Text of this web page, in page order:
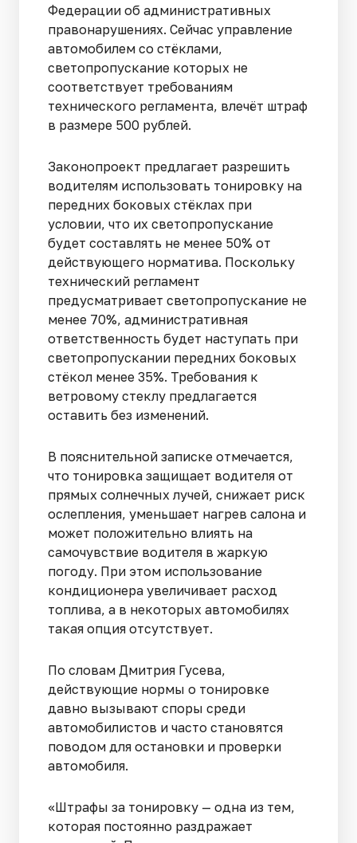
Федерации об административных
правонарушениях. Сейчас управление
автомобилем со стёклами,
светопропускание которых не
соответствует требованиям
технического регламента, влечёт штраф
в размере 500 рублей.
Законопроект предлагает разрешить
водителям использовать тонировку на
передних боковых стёклах при
условии, что их светопропускание
будет составлять не менее 50% от
действующего норматива. Поскольку
технический регламент
предусматривает светопропускание не
менее 70%, административная
ответственность будет наступать при
светопропускании передних боковых
стёкол менее 35%. Требования к
ветровому стеклу предлагается
оставить без изменений.
В пояснительной записке отмечается,
что тонировка защищает водителя от
прямых солнечных лучей, снижает риск
ослепления, уменьшает нагрев салона и
может положительно влиять на
самочувствие водителя в жаркую
погоду. При этом использование
кондиционера увеличивает расход
топлива, а в некоторых автомобилях
такая опция отсутствует.
По словам Дмитрия Гусева,
действующие нормы о тонировке
давно вызывают споры среди
автомобилистов и часто становятся
поводом для остановки и проверки
автомобиля.
«Штрафы за тонировку — одна из тем,
которая постоянно раздражает